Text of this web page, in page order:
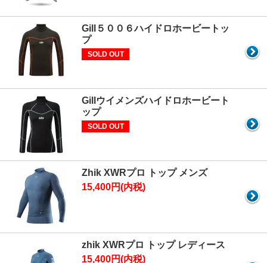
Gill５００６ハイドロホービートッ
プ
SOLD OUT
Gillウイメンズハイドロホービート
ップ
SOLD OUT
Zhik XWRプロ トップ メンズ
15,400円(内税)
zhik XWRプロ トップ レディース
15,400円(内税)